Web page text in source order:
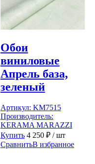
Обои
виниловые
Апрель база,
зеленый
Артикул: KM7515
Производитель:
KERAMA MARAZZI
Купить 4 250 ₽/ шт
СравнитьВ избранное